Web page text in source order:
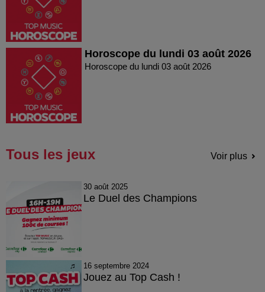
Horoscope du lundi 03 août 2026
Horoscope du lundi 03 août 2026
Tous les jeux Voir plus
30 août 2025
Le Duel des Champions
16 septembre 2024
Jouez au Top Cash !